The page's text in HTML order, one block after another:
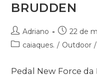
BRUDDEN
Adriano
22 de
caiaques. / Outdoor /
Pedal New Force